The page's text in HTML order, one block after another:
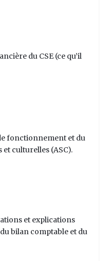
du CSE (ce qu’il
fonctionnement et du
culturelles (ASC).
et explications
bilan comptable et du